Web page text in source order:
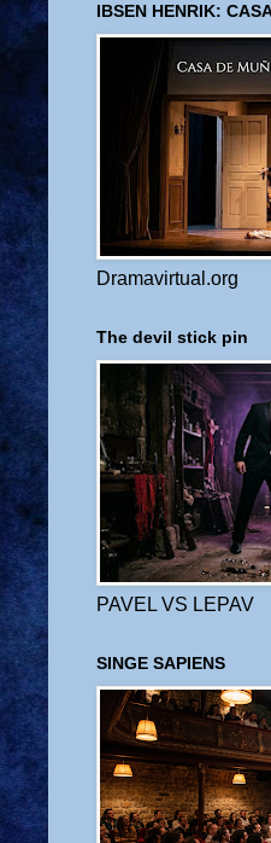
IBSEN HENRIK:
Dramavirtual.org
The devil stick pin
PAVEL VS LEPAV
SINGE SAPIENS